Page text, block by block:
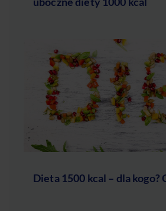
Dieta 1500 kcal – dla kogo?